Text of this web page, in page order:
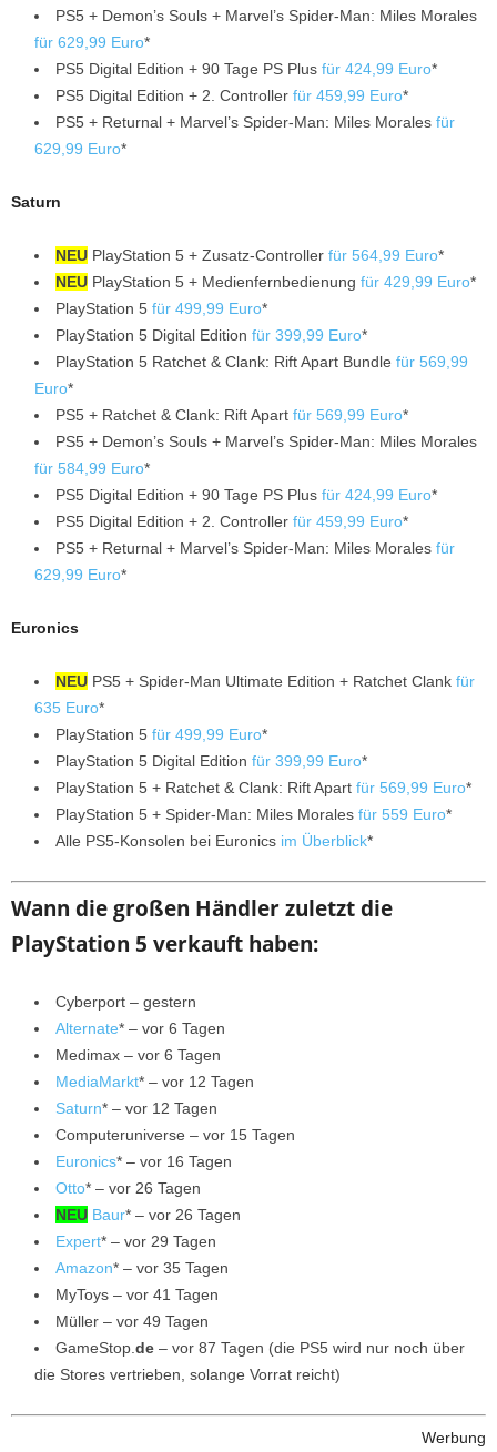
PS5 + Demon’s Souls + Marvel’s Spider-Man: Miles Morales
für 629,99 Euro*
PS5 Digital Edition + 90 Tage PS Plus für 424,99 Euro*
PS5 Digital Edition + 2. Controller für 459,99 Euro*
PS5 + Returnal + Marvel’s Spider-Man: Miles Morales für
629,99 Euro*
Saturn
NEU PlayStation 5 + Zusatz-Controller für 564,99 Euro*
NEU PlayStation 5 + Medienfernbedienung für 429,99 Euro*
PlayStation 5 für 499,99 Euro*
PlayStation 5 Digital Edition für 399,99 Euro*
PlayStation 5 Ratchet & Clank: Rift Apart Bundle für 569,99
Euro*
PS5 + Ratchet & Clank: Rift Apart für 569,99 Euro*
PS5 + Demon’s Souls + Marvel’s Spider-Man: Miles Morales
für 584,99 Euro*
PS5 Digital Edition + 90 Tage PS Plus für 424,99 Euro*
PS5 Digital Edition + 2. Controller für 459,99 Euro*
PS5 + Returnal + Marvel’s Spider-Man: Miles Morales für
629,99 Euro*
Euronics
NEU PS5 + Spider-Man Ultimate Edition + Ratchet Clank für
635 Euro*
PlayStation 5 für 499,99 Euro*
PlayStation 5 Digital Edition für 399,99 Euro*
PlayStation 5 + Ratchet & Clank: Rift Apart für 569,99 Euro*
PlayStation 5 + Spider-Man: Miles Morales für 559 Euro*
Alle PS5-Konsolen bei Euronics im Überblick*
Wann die großen Händler zuletzt die
PlayStation 5 verkauft haben:
Cyberport – gestern
Alternate* – vor 6 Tagen
Medimax – vor 6 Tagen
MediaMarkt* – vor 12 Tagen
Saturn* – vor 12 Tagen
Computeruniverse – vor 15 Tagen
Euronics* – vor 16 Tagen
Otto* – vor 26 Tagen
NEU Baur* – vor 26 Tagen
Expert* – vor 29 Tagen
Amazon* – vor 35 Tagen
MyToys – vor 41 Tagen
Müller – vor 49 Tagen
GameStop.de – vor 87 Tagen (die PS5 wird nur noch über
die Stores vertrieben, solange Vorrat reicht)
Werbung